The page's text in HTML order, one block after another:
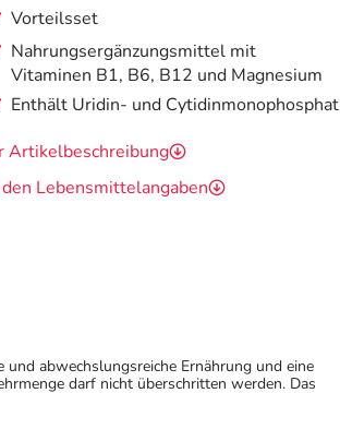
Vorteilsset
Nahrungsergänzungsmittel mit
Vitaminen B1, B6, B12 und Magnesium
Enthält Uridin- und Cytidinmonophosphat
Artikelbeschreibung
den Lebensmittelangaben
abwechslungsreiche Ernährung und eine
darf nicht überschritten werden. Das